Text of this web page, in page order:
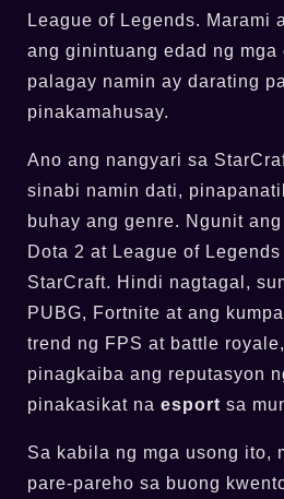
League of Legends. Marami
ang ginintuang edad ng mga
palagay namin ay darating
pinakamahusay.
Ano ang nangyari sa
sinabi namin dati,
buhay ang genre. Ngunit
Dota 2 at League of
StarCraft. Hindi nagtagal,
PUBG, Fortnite at ang
trend ng FPS at battle
pinagkaiba ang reputasyon
pinakasikat na esport sa
Sa kabila ng mga usong ito,
pare-pareho sa buong